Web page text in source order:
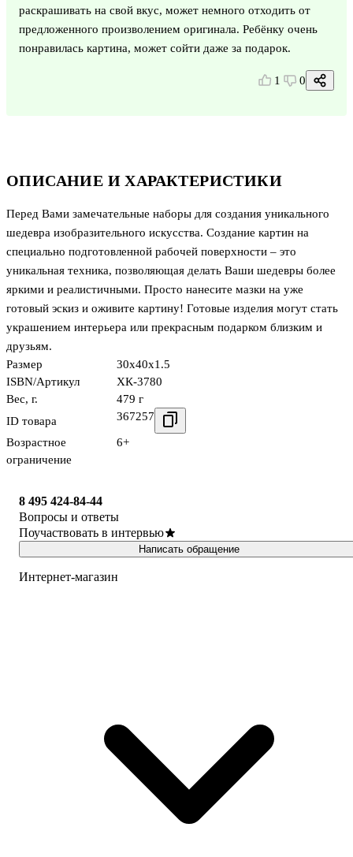
ОПИСАНИЕ И ХАРАКТЕРИСТИКИ
Перед Вами замечательные наборы для создания уникального
шедевра изобразительного искусства. Создание картин на
специально подготовленной рабочей поверхности – это
уникальная техника, позволяющая делать Ваши шедевры более
яркими и реалистичными. Просто нанесите мазки на уже
готовый эскиз и оживите картину! Готовые изделия могут стать
украшением интерьера или прекрасным подарком близким и
друзьям.
Размер
30x40x1.5
ISBN/Артикул
ХК-3780
Вес, г.
479 г
ID товара
367257
Возрастное
ограничение
6+
раскрашивать на свой вкус, может немного отходить от
предложенного произволением оригинала. Ребёнку очень
понравилась картина, может сойти даже за подарок.
1 0
8 495 424-84-44
Вопросы и ответы
Поучаствовать в интервью
Написать обращение
Интернет-магазин